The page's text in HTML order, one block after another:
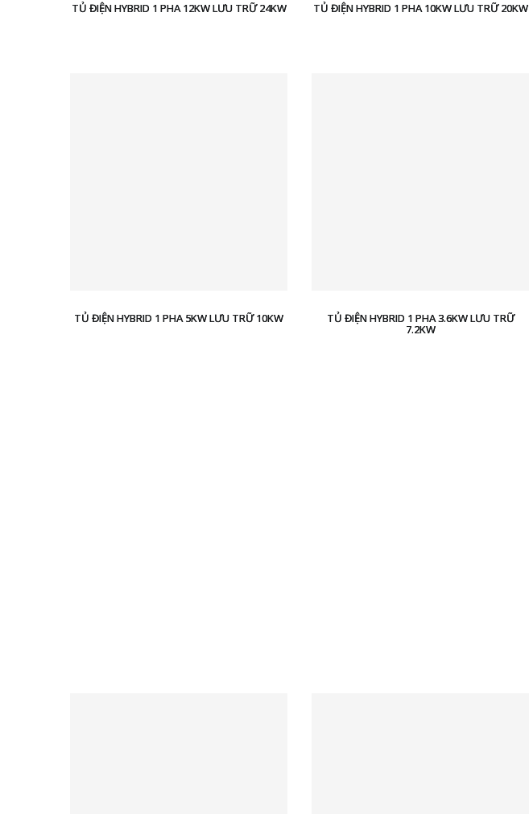
TỦ ĐIỆN HYBRID 1 PHA 12KW LƯU TRỮ 24KW TỦ ĐIỆN HYBRID 1 PHA 10KW LƯU TRỮ 20KW
TỦ ĐIỆN HYBRID 1 PHA 5KW LƯU TRỮ 10KW TỦ ĐIỆN HYBRID 1 PHA 3.6KW LƯU TRỮ
7.2KW